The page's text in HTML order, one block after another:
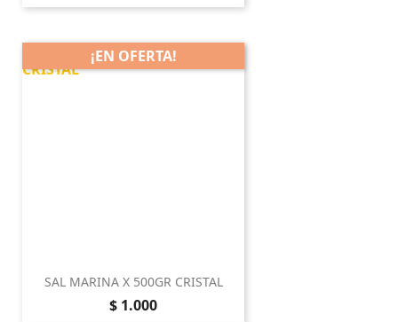
SAL MARINA X 500GR CRISTAL
Precio
$ 1.000
¡EN OFERTA!